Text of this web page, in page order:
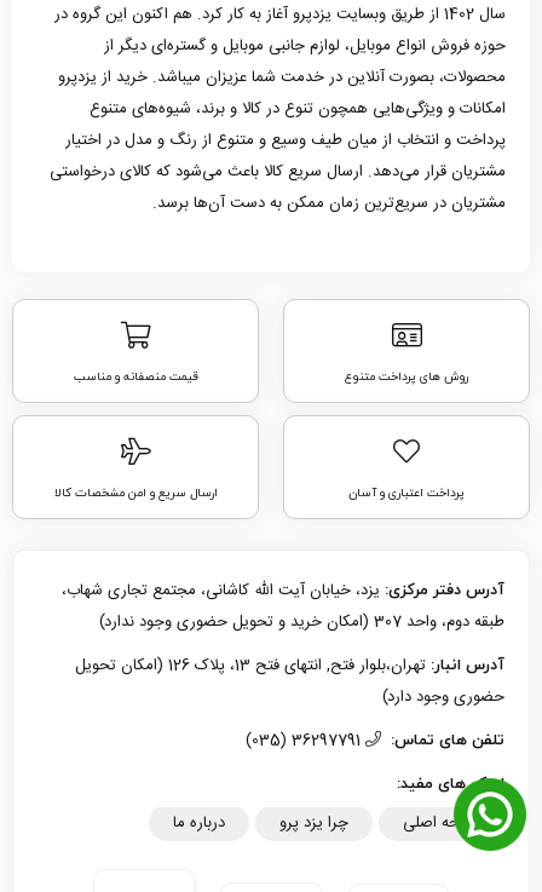
سال 1402 از طریق وبسایت یزدپرو آغاز به کار کرد. هم اکنون این گروه در
حوزه فروش انواع موبایل، لوازم جانبی موبایل و گستره‌ای دیگر از
محصولات، بصورت آنلاین در خدمت شما عزیزان میباشد. خرید از یزدپرو
امکانات و ویژگی‌هایی همچون تنوع در کالا و برند، شیوه‌های متنوع
پرداخت و انتخاب از میان طیف وسیع و متنوع از رنگ و مدل در اختیار
مشتریان قرار می‌دهد. ارسال سریع کالا باعث می‌شود که کالای درخواستی
مشتریان در سریع‌ترین زمان ممکن به دست آن‌ها برسد.
روش های پرداخت متنوع قیمت منصفانه و مناسب
پرداخت اعتباری و آسان ارسال سریع و امن مشخصات کالا
آدرس دفتر مرکزی: یزد، خیابان آیت الله کاشانی، مجتمع تجاری شهاب،
طبقه دوم، واحد 307 (امکان خرید و تحویل حضوری وجود ندارد)
آدرس انبار:
تهران،بلوار فتح, انتهای فتح 13، پلاک 126 (امکان تحویل
حضوری وجود دارد)
تلفن های تماس:
لینک های مفید:
صفحه اصلی چرا یزد پرو درباره ما